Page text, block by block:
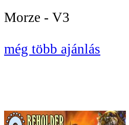
Morze - V3
még több ajánlás